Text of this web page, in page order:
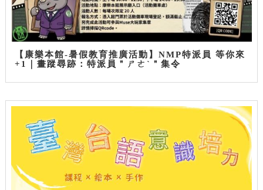
【康樂本館-暑假教育推廣活動】NMP特派員 等你來
+1｜畫蹤尋跡：特派員＂ㄕㄜˋ＂集令